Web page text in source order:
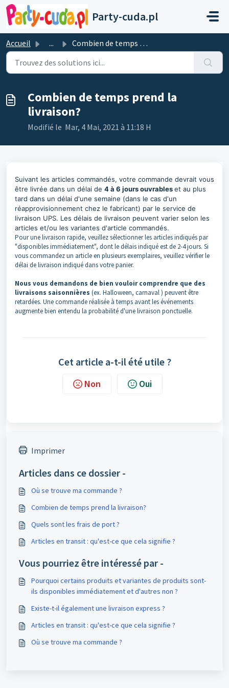
Passer au contenu principal
Party-cuda.pl
Accueil ... Combien de temps prend la livraison?
Combien de temps prend la
livraison?
Modifié le Mar, 4 Mai, 2021 à 11:18 H
Suivant les articles commandés, votre commande devrait vous
être livrée dans un délai de 4à 6 jours ouvrableset au plus
tard dans un délai d'une semaine (dans le cas d'un
réapprovisionnement chez le fabricant) par le service de
livraison UPS. Les délais de livraison peuvent varier selon les
articles et/ou les variantes d'article commandés.
Pour une livraison rapide, veuillez sélectionner les articles indiqués par
"disponibles immédiatement", dont le délais indiqué est de 2-4 jours. Si
vous commandez un article en plusieurs exemplaires, veuillez vérifier le
délai de livraison indiqué dans votre panier.
Nous vous demandons de bien vouloir comprendre que des
livraisons saisonnières (ex. Halloween, carnaval ) peuvent être
retardées. Une commande réalisée à temps avant les événements
augmente bien entendu la probabilité d'une livraison ponctuelle.
Cet article a-t-il été utile ?
Non Oui
Imprimer
Articles dans ce dossier -
Où se trouve ma commande ?
Combien de temps prend la livraison?
Quels sont les frais de port ?
Articles en transit : qu'est-ce que cela signifie ?
Vous pourriez être intéressé par -
Pourquoi certains produits et variantes de produits sont-
ils disponibles immédiatement et d'autres non ?
Existe-t-il également une livraison express ?
Articles en transit : qu'est-ce que cela signifie ?
Où se trouve ma commande ?